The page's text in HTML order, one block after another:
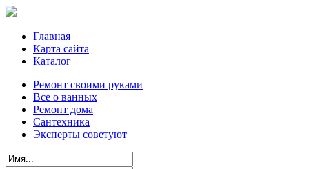
Главная
Карта сайта
Каталог
Ремонт своими руками
Все о ванных
Ремонт дома
Сантехника
Эксперты советуют